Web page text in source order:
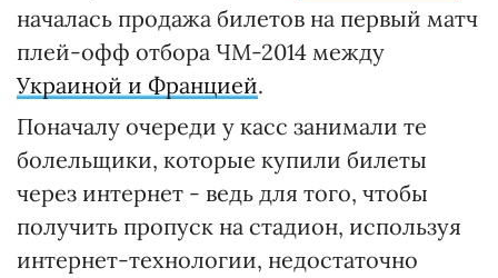
началась продажа билетов на первый матч
плей-офф отбора ЧМ-2014 между
Украиной и Францией.
Поначалу очереди у касс занимали те
болельщики, которые купили билеты
через интернет - ведь для того, чтобы
получить пропуск на стадион, используя
интернет-технологии, недостаточно